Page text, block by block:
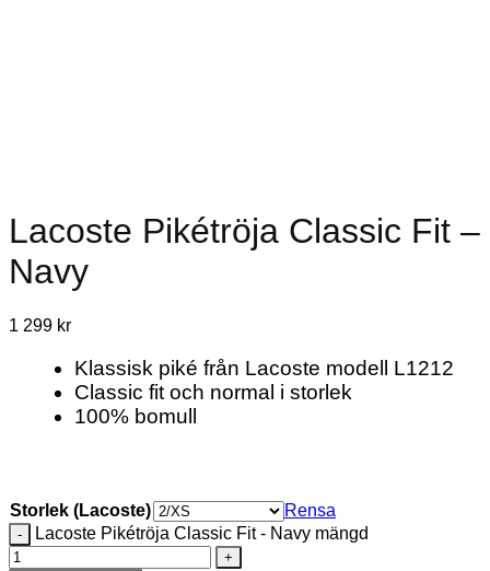
Lacoste Pikétröja Classic Fit –
Navy
1 299 kr
Klassisk piké från Lacoste modell L1212
Classic fit och normal i storlek
100% bomull
Storlek (Lacoste)
Rensa
Lacoste Pikétröja Classic Fit - Navy mängd